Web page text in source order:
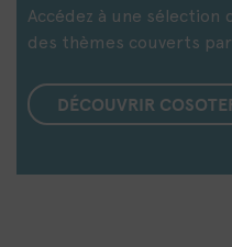
Accédez à une sélection
des thèmes couverts
DÉCOUVRIR